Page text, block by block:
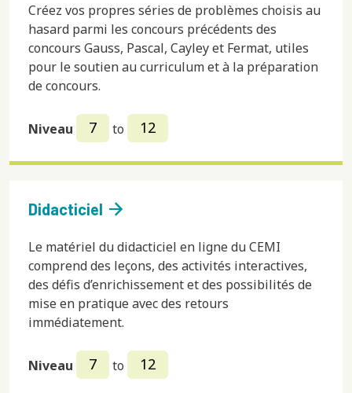
Créez vos propres séries de problèmes choisis au
hasard parmi les concours précédents des
concours Gauss, Pascal, Cayley et Fermat, utiles
pour le soutien au curriculum et à la préparation
de concours.
Niveau 7 to 12
Didacticiel arrow_forward
Le matériel du didacticiel en ligne du CEMI
comprend des leçons, des activités interactives,
des défis d’enrichissement et des possibilités de
mise en pratique avec des retours
immédiatement.
Niveau 7 to 12